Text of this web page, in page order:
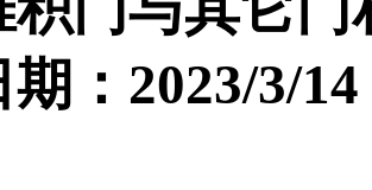
：2023/3/